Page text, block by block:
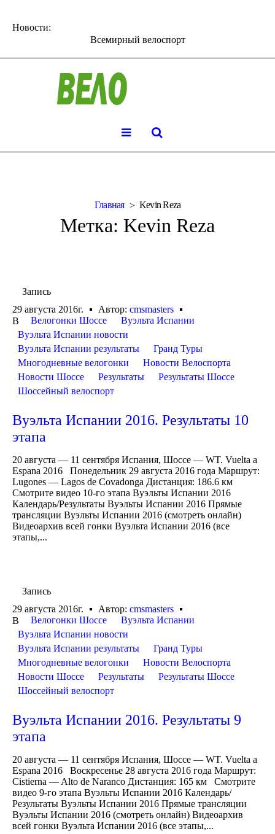
Новости:
Всемирный велоспорт
Главная Kevin Reza
Метка: Kevin Reza
Запись
29 августа 2016г.
Автор: cmsmasters
В
Велогонки Шоссе
Вуэльта Испании
Вуэльта Испании новости
Вуэльта Испании результаты
Гранд Туры
Многодневные велогонки
Новости Велоспорта
Новости Шоссе
Результаты
Результаты Шоссе
Шоссейный велоспорт
Вуэльта Испании 2016. Результаты 10
этапа
20 августа — 11 сентября Испания, Шоссе — WT. Vuelta a
Espana 2016 Понедельник 29 августа 2016 года Маршрут:
Lugones — Lagos de Covadonga Дистанция: 186.6 км
Смотрите видео 10-го этапа Вуэльты Испании 2016
Календарь/Результаты Вуэльты Испании 2016 Прямые
трансляции Вуэльты Испании 2016 (смотреть онлайн)
Видеоархив всей гонки Вуэльта Испании 2016 (все
этапы,...
Запись
29 августа 2016г.
Автор: cmsmasters
В
Велогонки Шоссе
Вуэльта Испании
Вуэльта Испании новости
Вуэльта Испании результаты
Гранд Туры
Многодневные велогонки
Новости Велоспорта
Новости Шоссе
Результаты
Результаты Шоссе
Шоссейный велоспорт
Вуэльта Испании 2016. Результаты 9
этапа
20 августа — 11 сентября Испания, Шоссе — WT. Vuelta a
Espana 2016 Воскресенье 28 августа 2016 года Маршрут:
Cistierna — Alto de Naranco Дистанция: 165 км Смотрите
видео 9-го этапа Вуэльты Испании 2016 Календарь/
Результаты Вуэльты Испании 2016 Прямые трансляции
Вуэльты Испании 2016 (смотреть онлайн) Видеоархив
всей гонки Вуэльта Испании 2016 (все этапы,...